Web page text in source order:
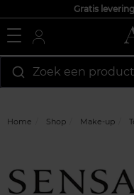
Gratis
Zoek een
Home Shop Make-up